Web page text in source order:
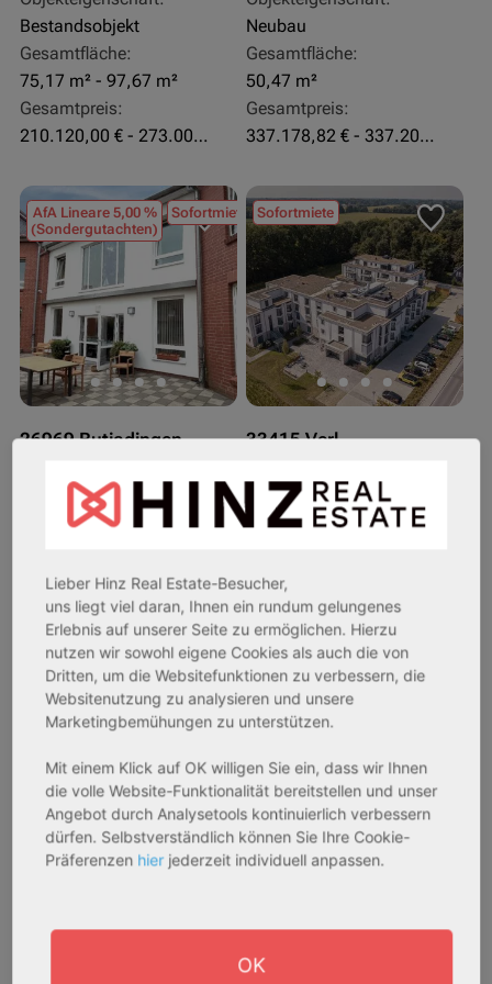
Bestandsobjekt
Gesamtfläche:
75,17 m² - 97,67 m²
Gesamtpreis:
210.120,00 € - 273.003,24 €
Neubau
Gesamtfläche:
50,47 m²
Gesamtpreis:
337.178,82 € - 337.207,06 €
AfA Lineare 5,00 %
(Sondergutachten)
Sofortmiete
26969 Butjadingen
Rendite:
Objekteigenschaft:
Bestandsobjekt
Gesamtfläche:
41,59 m² - 62,15 m²
Gesamtpreis:
233.556,67 € - 349.016,67 €
Sofortmiete
33415 Verl
Rendite:
3,50 %
Objekteigenschaft:
Bestandsobjekt
Gesamtfläche:
50,95 m² - 56,21 m²
Gesamtpreis:
AfA Degressive 5,00 % Sofortmiete
Lieber Hinz Real Estate-Besucher,
uns liegt viel daran, Ihnen ein rundum gelungenes
Erlebnis auf unserer Seite zu ermöglichen. Hierzu
nutzen wir sowohl eigene Cookies als auch die von
Dritten, um die Websitefunktionen zu verbessern, die
Websitenutzung zu analysieren und unsere
Marketingbemühungen zu unterstützen.
Mit einem Klick auf OK willigen Sie ein, dass wir Ihnen
die volle Website-Funktionalität bereitstellen und unser
Angebot durch Analysetools kontinuierlich verbessern
dürfen. Selbstverständlich können Sie Ihre Cookie-
Präferenzen hier jederzeit individuell anpassen.
OK